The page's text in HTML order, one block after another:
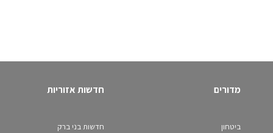
מדורים
ביטחון
חדשות אזוריות
חדשות בני ברק